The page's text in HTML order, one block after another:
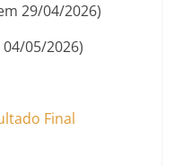
29/04/2026)
05/2026)
Final